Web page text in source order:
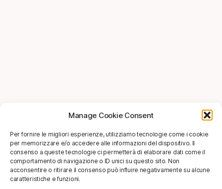
Manage Cookie Consent
Per fornire le migliori esperienze, utilizziamo tecnologie come i cookie
per memorizzare e/o accedere alle informazioni del dispositivo. Il
consenso a queste tecnologie ci permetterà di elaborare dati come il
comportamento di navigazione o ID unici su questo sito. Non
acconsentire o ritirare il consenso può influire negativamente su alcune
caratteristiche e funzioni.